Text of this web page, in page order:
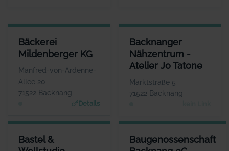
Bäckerei
Mildenberger KG
Manfred-von-Ardenne-
Allee 20
71522 Backnang
Details
BÄCKEREI MILDENBERGER KG
ANSPRECHPARTNER
Herr Bernd Mildenberger
www.mildenberger.eu
Backnanger
Nähzentrum -
Atelier Jo Tatone
Marktstraße 5
71522 Backnang
BACKNANGER NÄHZENTRUM
Bastel &
BASTEL & WOLLSTUDIO
ANSPRECHPARTNER
Baugenossenschaft
BAUGENOSSENSCHAFT